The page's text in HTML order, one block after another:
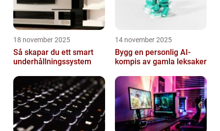
18 november 2025
Så skapar du ett smart
underhållningssystem
14 november 2025
Bygg en personlig AI-
kompis av gamla leksaker